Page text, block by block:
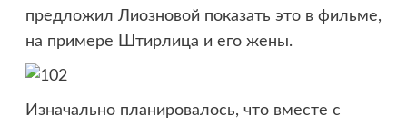
предложил Лиозновой показать это в фильме,
на примере Штирлица и его жены.
Изначально планировалось, что вместе с